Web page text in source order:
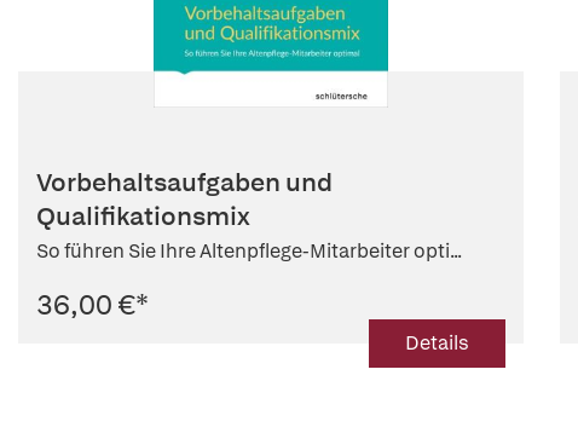
Vorbehaltsaufgaben und
Qualifikationsmix
So führen Sie Ihre Altenpflege-Mitarbeiter opti...
36,00 €*
Details